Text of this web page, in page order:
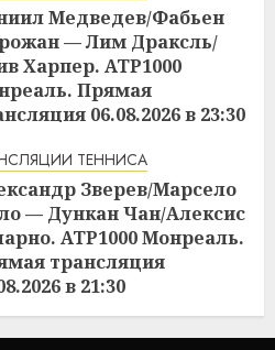
Медведев/Фабьен
— Лим Драксль/
Харпер. ATP1000
Прямая
06.08.2026 в 23:30
ТЕННИСА
Зверев/Марсело
— Дункан Чан/Алексис
ATP1000 Монреаль.
трансляция
в 21:30
06.08.2026